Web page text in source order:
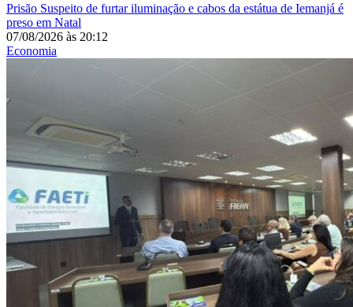
Prisão Suspeito de furtar iluminação e cabos da estátua de Iemanjá é
preso em Natal
07/08/2026 às 20:12
Economia